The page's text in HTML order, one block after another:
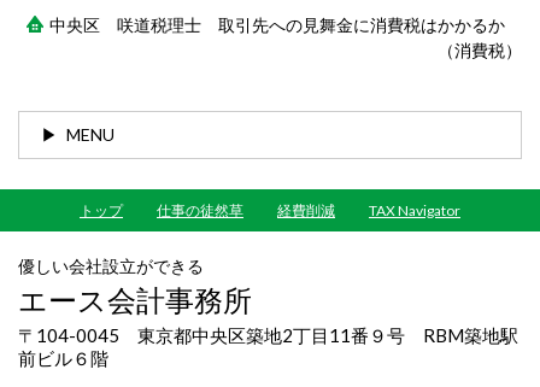
中央区 咲道税理士 取引先への見舞金に消費税はかかるか
（消費税）
MENU
トップ 仕事の徒然草 経費削減 TAX Navigator
優しい会社設立ができる
エース会計事務所
〒104-0045 東京都中央区築地2丁目11番９号 RBM築地駅
前ビル６階